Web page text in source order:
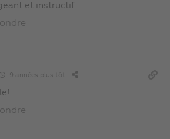
et instructif
9 années plus tôt